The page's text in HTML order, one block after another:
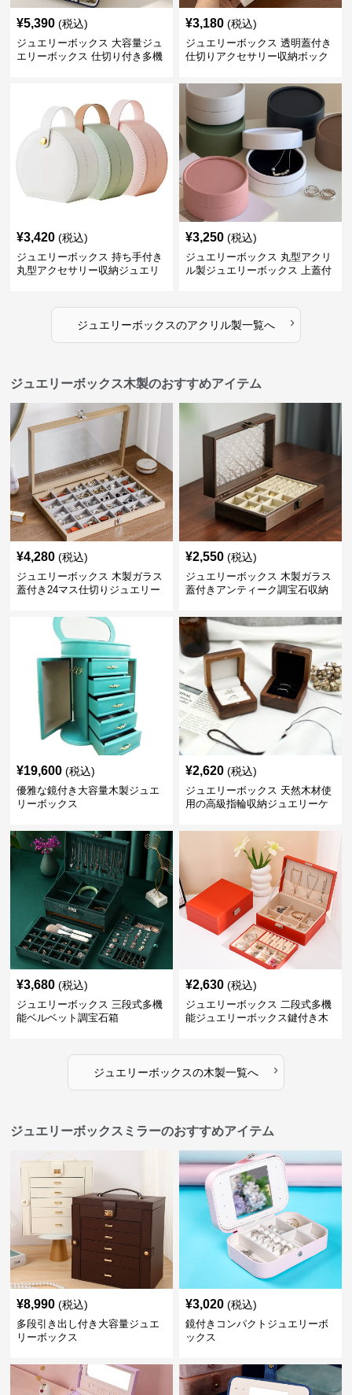
¥5,390 (税込)
ジュエリーボックス 大容量ジュ
エリーボックス 仕切り付き多機
¥3,180 (税込)
ジュエリーボックス 透明蓋付き
仕切りアクセサリー収納ボック
¥3,420 (税込)
ジュエリーボックス 持ち手付き
丸型アクセサリー収納ジュエリ
¥3,250 (税込)
ジュエリーボックス 丸型アクリ
ル製ジュエリーボックス 上蓋付
ジュエリーボックスのアクリル製一覧へ ›
ジュエリーボックス木製のおすすめアイテム
¥4,280 (税込)
ジュエリーボックス 木製ガラス
蓋付き24マス仕切りジュエリー
¥2,550 (税込)
ジュエリーボックス 木製ガラス
蓋付きアンティーク調宝石収納
¥19,600 (税込)
優雅な鏡付き大容量木製ジュエ
リーボックス
¥2,620 (税込)
ジュエリーボックス 天然木材使
用の高級指輪収納ジュエリーケ
¥3,680 (税込)
ジュエリーボックス 三段式多機
能ベルベット調宝石箱
¥2,630 (税込)
ジュエリーボックス 二段式多機
能ジュエリーボックス鍵付き木
ジュエリーボックスの木製一覧へ ›
ジュエリーボックスミラーのおすすめアイテム
¥8,990 (税込)
多段引き出し付き大容量ジュエ
リーボックス
¥3,020 (税込)
鏡付きコンパクトジュエリーボ
ックス